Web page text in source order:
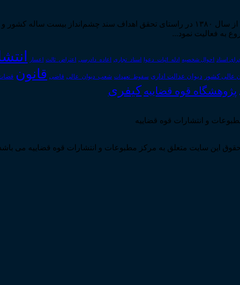
مرکز مطبوعات و انتشارات قوه قضاییه به استناد مجوز شماره ۵۸۸۴ از سال ۱۳۸۰ در راستای
اسناد احوال شخصیه ادله_اثبات_دعوا اسناد_تجاری اعاده_دادرسی اعتراض_ثالث اعسار
عالی کشور دیوان عدالت اداری سقوط_تعهدات شعب_دیوان_عالی قاضی قانون
پژوهشگاه قوه قضاییه کیفری
و انتشارات قوه قضاییه
این سایت متعلق به مرکز مطبوعات و انتشارات قوه قضاییه می